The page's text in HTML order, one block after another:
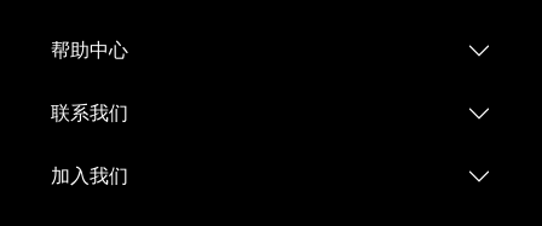
帮助中心
联系我们
加入我们